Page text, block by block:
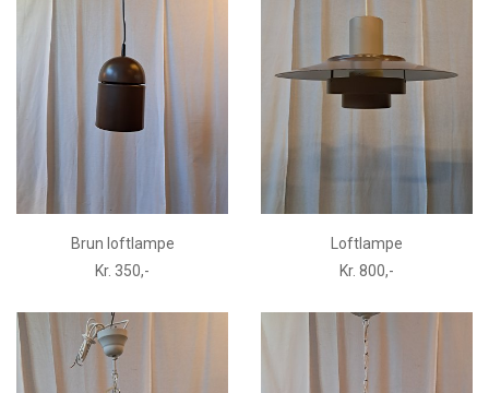
Brun loftlampe
Kr. 350,-
Loftlampe
Kr. 800,-